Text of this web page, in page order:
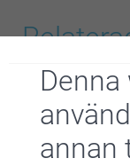
annan
Gosedjur
7 varianter
Från 179,00
(49 omdömen)